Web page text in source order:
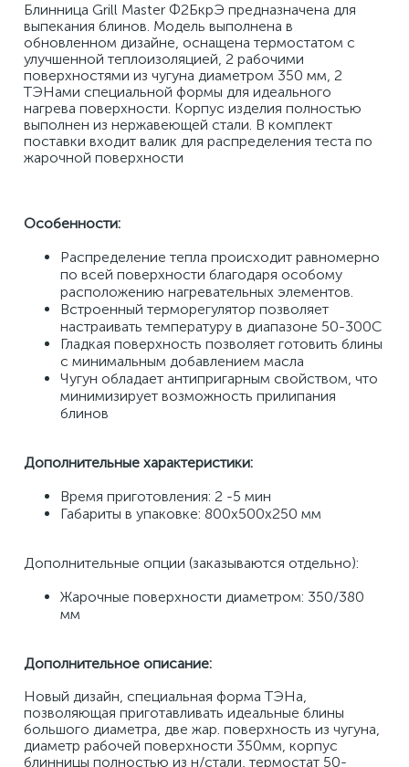
Блинница Grill Master Ф2БкрЭ предназначена для
выпекания блинов. Модель выполнена в
обновленном дизайне, оснащена термостатом с
улучшенной теплоизоляцией, 2 рабочими
поверхностями из чугуна диаметром 350 мм, 2
ТЭНами специальной формы для идеального
нагрева поверхности. Корпус изделия полностью
выполнен из нержавеющей стали. В комплект
поставки входит валик для распределения теста по
жарочной поверхности
Особенности:
Распределение тепла происходит равномерно
по всей поверхности благодаря особому
расположению нагревательных элементов.
Встроенный терморегулятор позволяет
настраивать температуру в диапазоне 50-300С
Гладкая поверхность позволяет готовить блины
с минимальным добавлением масла
Чугун обладает антипригарным свойством, что
минимизирует возможность прилипания
блинов
Дополнительные характеристики:
Время приготовления: 2 -5 мин
Габариты в упаковке: 800х500х250 мм
Дополнительные опции (заказываются отдельно):
Жарочные поверхности диаметром: 350/380
мм
Дополнительное описание:
Новый дизайн, специальная форма ТЭНа,
позволяющая приготавливать идеальные блины
большого диаметра, две жар. поверхность из чугуна,
диаметр рабочей поверхности 350мм, корпус
блинницы полностью из н/стали, термостат 50-